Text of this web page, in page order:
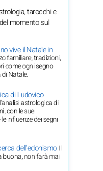
tarocchi e
momento sul
vive il Natale in
familiare, tradizioni,
come ogni segno
di Natale.
di Ludovico
astrologica di
con le sue
influenze dei segni
dell'edonismoIl
buona, non farà mai